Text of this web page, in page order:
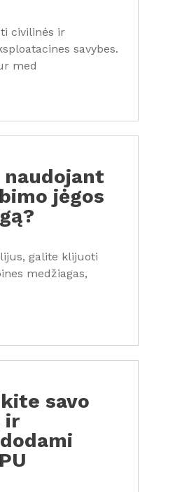
civilinės ir
savybes.
med
jėgos
galite klijuoti
medžiagas,
savo
ir